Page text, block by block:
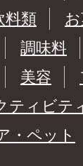
料類
調味料
美容
ティビテ
・ペット